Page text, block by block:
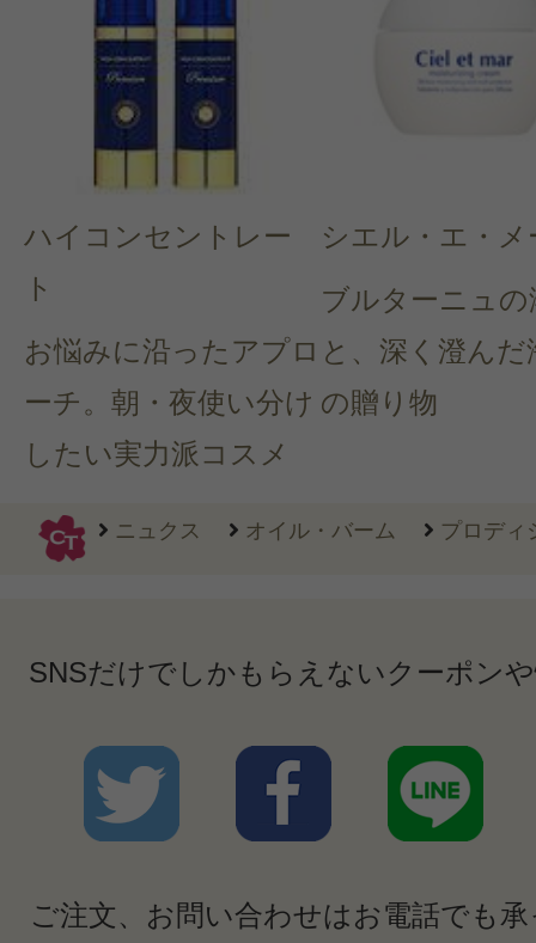
ハイコンセントレー
ト
お悩みに沿ったアプロ
ーチ。朝・夜使い分け
したい実力派コスメ
シエル・エ・メ
ブルターニュの
と、深く澄んだ
の贈り物
ニュクス オイル・バーム プロディ
SNSだけでしかもらえないクーポン
ご注文、お問い合わせはお電話でも